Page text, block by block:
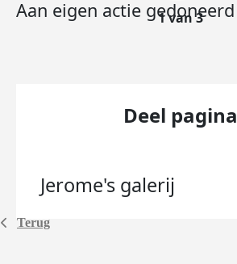
Terug
Aan eigen actie gedoneerd
1 van 3
Deel pagina
Jerome's galerij